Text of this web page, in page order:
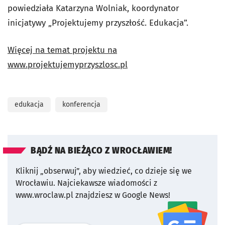
powiedziała Katarzyna Wolniak, koordynator
inicjatywy „Projektujemy przyszłość. Edukacja”.
Więcej na temat projektu na
www.projektujemyprzyszlosc.pl
edukacja konferencja
BĄDŹ NA BIEŻĄCO Z WROCŁAWIEM!
Kliknij „obserwuj”, aby wiedzieć, co dzieje się we
Wrocławiu. Najciekawsze wiadomości z
www.wroclaw.pl znajdziesz w Google News!